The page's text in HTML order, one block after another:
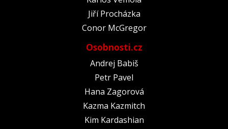
Jiří Procházka
Conor McGregor
Osobnosti.cz
Andrej Babiš
Petr Pavel
Hana Zagorová
Kazma Kazmitch
Kim Kardashian